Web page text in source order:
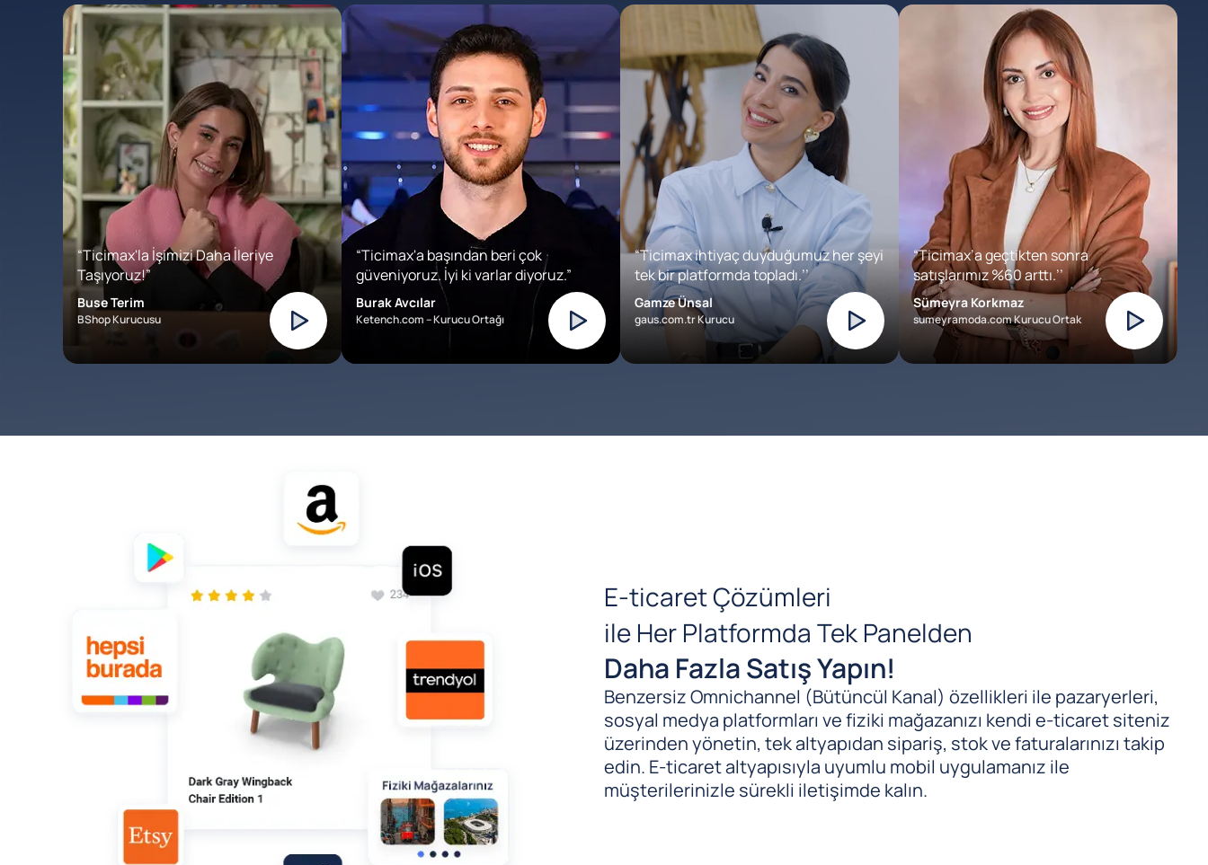
“Ticimax'la İşimizi Daha İleriye
Taşıyoruz!”
Buse Terim
BShop Kurucusu
“Ticimax'a başından beri çok
güveniyoruz. İyi ki varlar diyoruz.”
Burak Avcılar
Ketench.com – Kurucu Ortağı
“Ticimax ihtiyaç duyduğumuz her şeyi
tek bir platformda topladı.’’
Gamze Ünsal
gaus.com.tr Kurucu
“Ticimax’a geçtikten sonra
satışlarımız %60 arttı.’’
Sümeyra Korkmaz
sumeyramoda.com Kurucu Ortak
E-ticaret Çözümleri
ile Her Platformda Tek Panelden
Daha Fazla Satış Yapın!
Benzersiz Omnichannel (Bütüncül Kanal) özellikleri ile pazaryerleri,
sosyal medya platformları ve fiziki mağazanızı kendi e-ticaret siteniz
üzerinden yönetin, tek altyapıdan sipariş, stok ve faturalarınızı takip
edin. E-ticaret altyapısıyla uyumlu mobil uygulamanız ile
müşterilerinizle sürekli iletişimde kalın.